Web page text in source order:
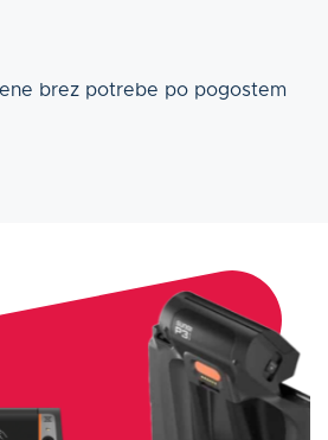
brez potrebe po pogostem